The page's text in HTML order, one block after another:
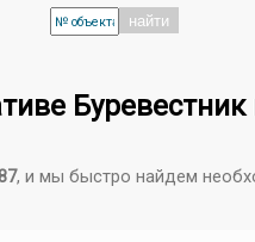
найти
, и мы быстро найдем